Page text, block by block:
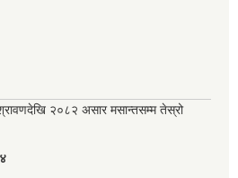
२०८२ असार मसान्तसम्म तेस्रो